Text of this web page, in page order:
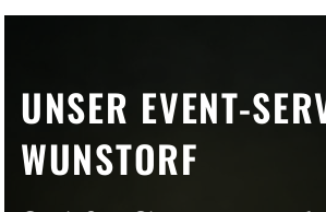
UNSER EVENT-
WUNSTORF